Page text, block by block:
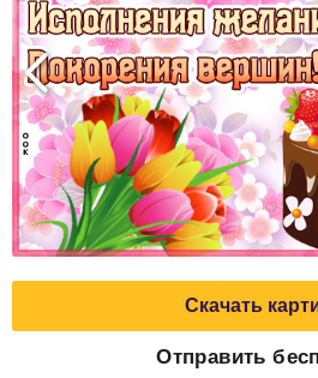
Скачать
Отправить